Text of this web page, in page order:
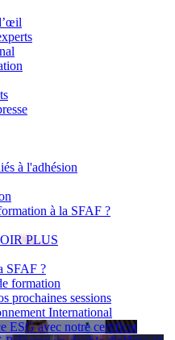
à l'adhésion
à la SFAF ?
PLUS
SFAF ?
formation
prochaines sessions
International
ESG avec notre certificat